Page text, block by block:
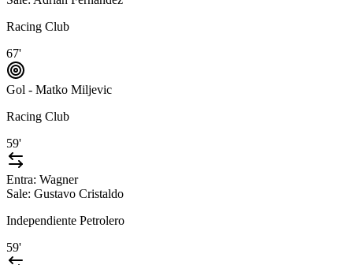
Racing Club
67'
Gol - Matko Miljevic
Racing Club
59'
Entra: Wagner
Sale: Gustavo Cristaldo
Independiente Petrolero
59'